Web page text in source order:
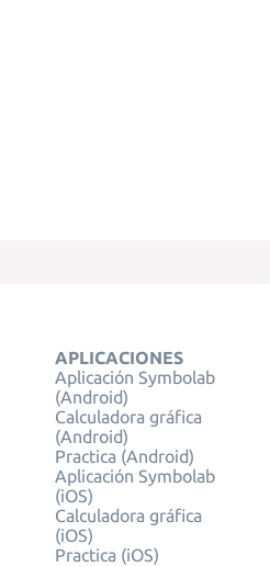
APLICACIONES
Aplicación Symbolab
(Android)
Calculadora gráfica
(Android)
Practica (Android)
Aplicación Symbolab
(iOS)
Calculadora gráfica
(iOS)
Practica (iOS)